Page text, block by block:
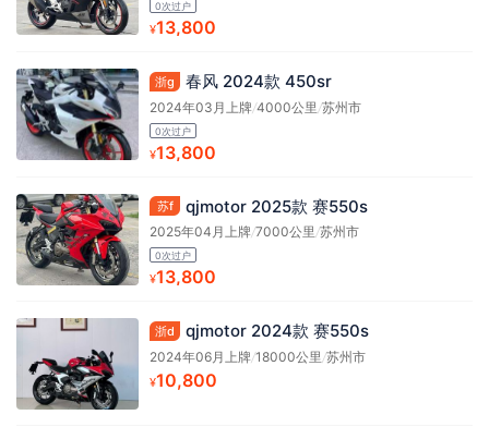
0次过户
¥13,800
浙g 春风 2024款 450sr
2024年03月上牌/4000公里 /苏州市
0次过户
¥13,800
苏f qjmotor 2025款 赛550s
2025年04月上牌/7000公里/苏州市
0次过户
¥13,800
浙d qjmotor 2024款 赛550s
2024年06月上牌/18000公里/苏州市
¥10,800